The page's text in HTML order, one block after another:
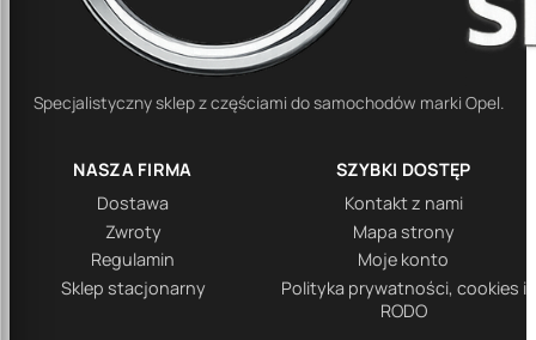
Specjalistyczny sklep z częściami do samochodów marki Opel.
NASZA FIRMA
Dostawa
Zwroty
Regulamin
Sklep stacjonarny
SZYBKI DOSTĘP
Kontakt z nami
Mapa strony
Moje konto
Polityka prywatności, cookies i
RODO